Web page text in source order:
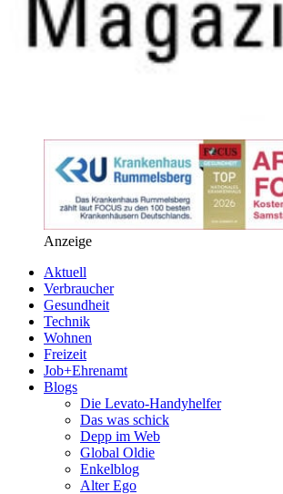
Anzeige
Aktuell
Verbraucher
Gesundheit
Technik
Wohnen
Freizeit
Job+Ehrenamt
Blogs
Die Levato-Handyhelfer
Das was schick
Depp im Web
Global Oldie
Enkelblog
Alter Ego